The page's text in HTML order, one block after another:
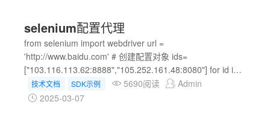
selenium配置代理
from selenium import webdriver url =
'http://www.baidu.com' # 创建配置对象 ids=
["103.116.113.62:8888","105.252.161.48:8080"] for id in
ids: opt = webdriver.ChromeOptions() # 添加配置参数 # 设
置浏览器为无头浏览器 # opt.add_argument('--headless') #
技术文档 SDK示例 5690阅读
Admin
2025-03-07